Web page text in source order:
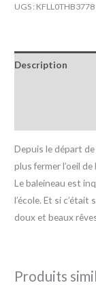
UGS : KFLL0THB3778
Description
Depuis le départ
plus fermer l’oeil
Le baleineau est
l’école. Et si
doux et beaux
Produits